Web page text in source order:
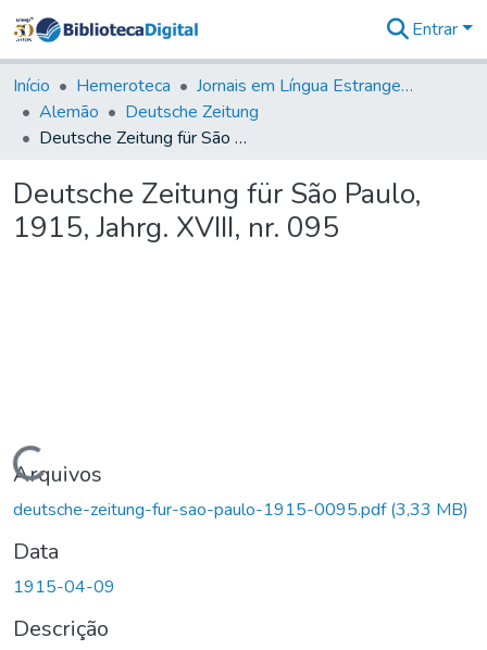
&
Coleções
Tudo na
Biblioteca
Estatísticas
Entrar
Início Hemeroteca
Jornais em Língua Estrangeira
Alemão
Deutsche Zeitung
Deutsche Zeitung für São Paulo, 1915, Jahrg. XVIII, nr. 095
Deutsche Zeitung für São Paulo,
1915, Jahrg. XVIII, nr. 095
Carregando...
Arquivos
deutsche-zeitung-fur-sao-paulo-1915-0095.pdf(3,33 MB)
Data
1915-04-09
Descrição